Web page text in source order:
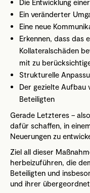
Die Entwicklung
Ein veränderter
Eine neue
Erkennen, dass das
Kollateralschäden
mit zu
Strukturelle
Der gezielte Aufbau
Beteiligten
Gerade Letzteres –
dafür schaffen, in
Neuerungen zu
Ziel all dieser
herbeizuführen, die
Beteiligten und
und ihrer